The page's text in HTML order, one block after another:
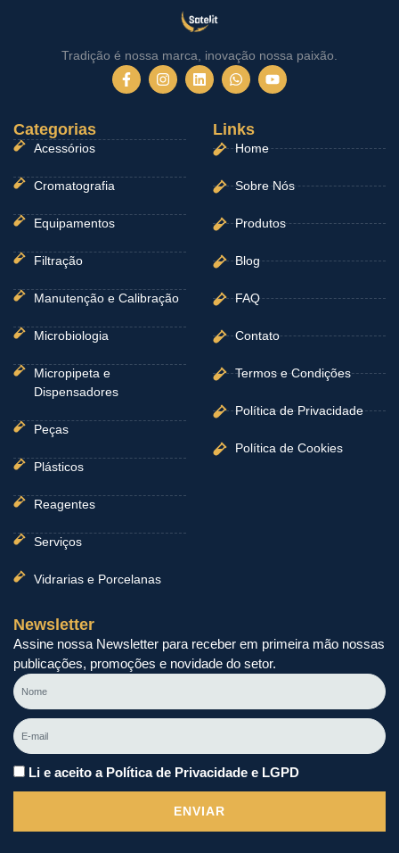
Tradição é nossa marca, inovação nossa paixão.
F
a
o
I
n
g
L
i
W
h
s
a
p
Y
o
Categorias
Acessórios
Cromatografia
Equipamentos
Filtração
Manutenção e Calibração
Microbiologia
Micropipeta e
Dispensadores
Peças
Plásticos
Reagentes
Serviços
Vidrarias e Porcelanas
Links
Home
Sobre Nós
Produtos
Blog
FAQ
Contato
Termos e Condições
Política de Privacidade
Política de Cookies
Newsletter
Assine nossa Newsletter para receber em primeira mão nossas
publicações, promoções e novidade do setor.
Nome
E-
mail
Li e aceito a Política de Privacidade e LGPD
ENVIAR